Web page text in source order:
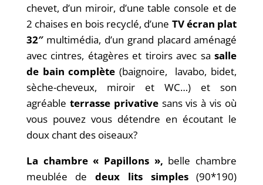
chevet, d’un miroir, d’une table console et de
2 chaises en bois recyclé, d’une TV écran plat
32″multimédia, d’un grand placard aménagé
avec cintres, étagères et tiroirs avec sasalle
de bain complète (baignoire, lavabo, bidet,
sèche-cheveux, miroir et WC…) et son
agréable terrasse privativesans vis à vis où
vous pouvez vous détendre en écoutant le
doux chant des oiseaux?
La chambre « Papillons », belle chambre
meublée dedeux lits simples(90*190)